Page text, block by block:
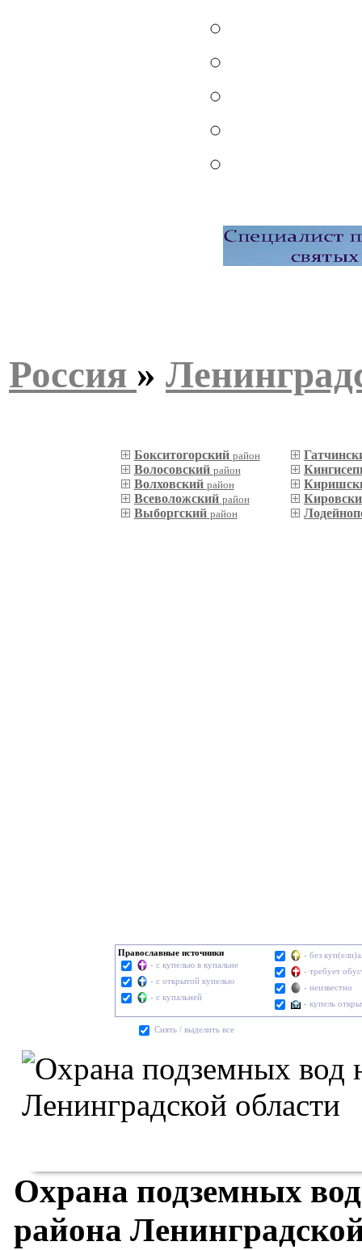
Россия »
Бокситогорский район
Волосовский район
Волховский район
Всеволожский район
Выборгский район
Православные источники
- с купелью в купальне
- с открытой купелью
- с купальней
- без
- требует
- неизвестно
- купель
Cнять / выделить все
Охрана подземных
района